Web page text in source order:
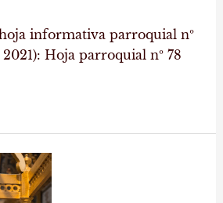
informativa parroquial nº
2021): Hoja parroquial nº 78